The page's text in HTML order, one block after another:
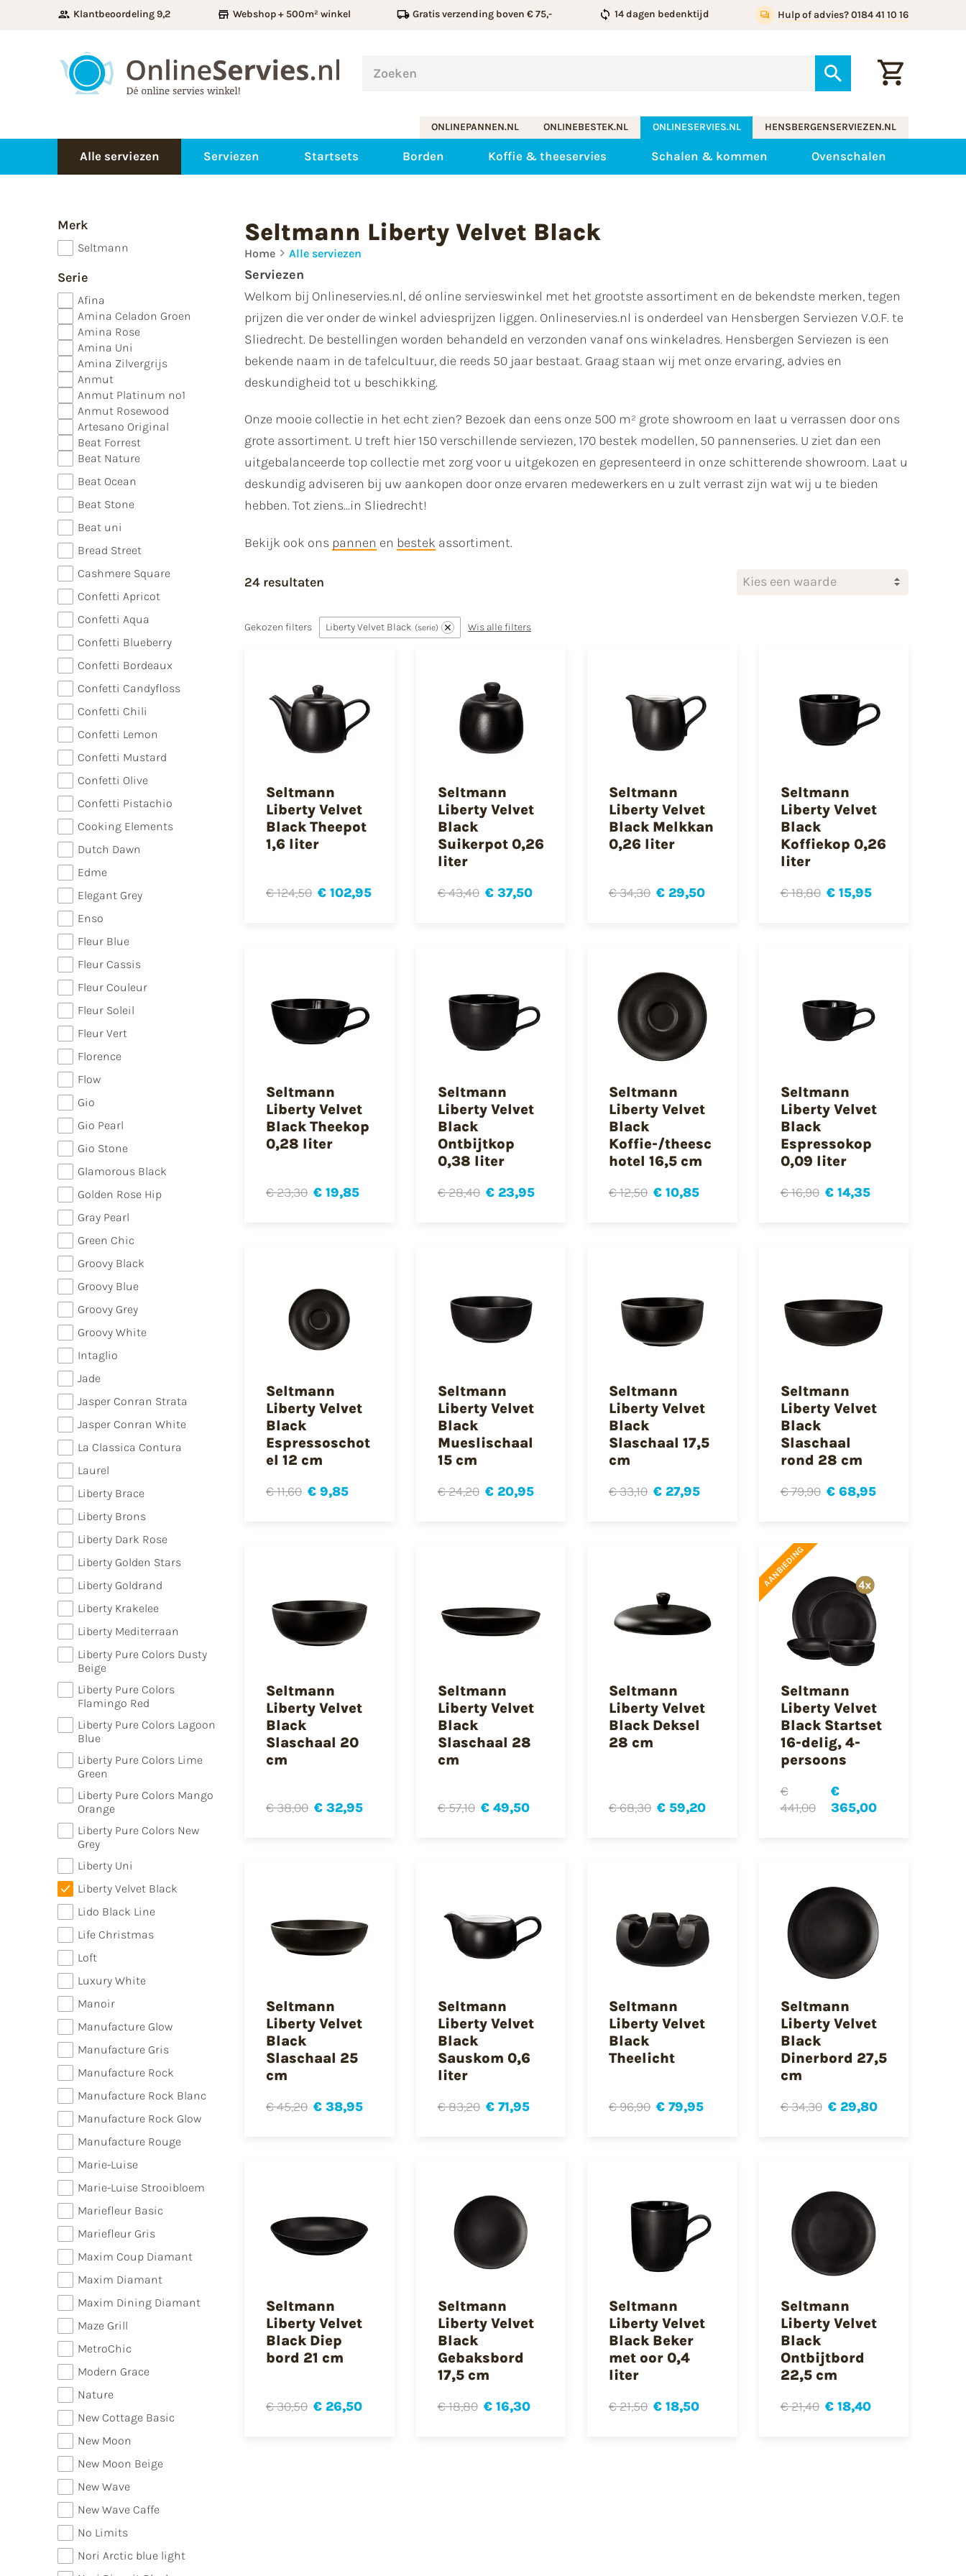
Klantbeoordeling 9,2 Webshop + 500m² winkel Gratis verzending boven € 75,- 14 dagen bedenktijd Hulp of advies? 0184 41 10 16
ONLINEPANNEN.NL ONLINEBESTEK.NL ONLINESERVIES.NL HENSBERGENSERVIEZEN.NL
Alle serviezen Serviezen Startsets Borden Koffie & theeservies Schalen & kommen Ovenschalen
Merk
Seltmann
Serie
Afina
Amina Celadon Groen
Amina Rose
Amina Uni
Amina Zilvergrijs
Anmut
Anmut Platinum no1
Anmut Rosewood
Artesano Original
Beat Forrest
Beat Nature
Beat Ocean
Beat Stone
Beat uni
Bread Street
Cashmere Square
Confetti Apricot
Confetti Aqua
Confetti Blueberry
Confetti Bordeaux
Confetti Candyfloss
Confetti Chili
Confetti Lemon
Confetti Mustard
Confetti Olive
Confetti Pistachio
Cooking Elements
Dutch Dawn
Edme
Elegant Grey
Enso
Fleur Blue
Fleur Cassis
Fleur Couleur
Fleur Soleil
Fleur Vert
Florence
Flow
Gio
Gio Pearl
Gio Stone
Glamorous Black
Golden Rose Hip
Gray Pearl
Green Chic
Groovy Black
Groovy Blue
Groovy Grey
Groovy White
Intaglio
Jade
Jasper Conran Strata
Jasper Conran White
La Classica Contura
Laurel
Liberty Brace
Liberty Brons
Liberty Dark Rose
Liberty Golden Stars
Liberty Goldrand
Liberty Krakelee
Liberty Mediterraan
Liberty Pure Colors Dusty
Beige
Liberty Pure Colors
Flamingo Red
Liberty Pure Colors Lagoon
Blue
Liberty Pure Colors Lime
Green
Liberty Pure Colors Mango
Orange
Liberty Pure Colors New
Grey
Liberty Uni
Liberty Velvet Black
Lido Black Line
Life Christmas
Loft
Luxury White
Manoir
Manufacture Glow
Manufacture Gris
Manufacture Rock
Manufacture Rock Blanc
Manufacture Rock Glow
Manufacture Rouge
Marie-Luise
Marie-Luise Strooibloem
Mariefleur Basic
Mariefleur Gris
Maxim Coup Diamant
Maxim Diamant
Maxim Dining Diamant
Maze Grill
MetroChic
Modern Grace
Nature
New Cottage Basic
New Moon
New Moon Beige
New Wave
New Wave Caffe
No Limits
Nori Arctic blue light
Seltmann Liberty Velvet Black
Home Alle serviezen
Serviezen
Welkom bij Onlineservies.nl, dé online servieswinkel met het grootste assortiment en de bekendste merken, tegen
prijzen die ver onder de winkel adviesprijzen liggen. Onlineservies.nl is onderdeel van Hensbergen Serviezen V.O.F. te
Sliedrecht. De bestellingen worden behandeld en verzonden vanaf ons winkeladres. Hensbergen Serviezen is een
bekende naam in de tafelcultuur, die reeds 50 jaar bestaat. Graag staan wij met onze ervaring, advies en
deskundigheid tot u beschikking.
Onze mooie collectie in het echt zien? Bezoek dan eens onze 500 m² grote showroom en laat u verrassen door ons
grote assortiment. U treft hier 150 verschillende serviezen, 170 bestek modellen, 50 pannenseries. U ziet dan een
uitgebalanceerde top collectie met zorg voor u uitgekozen en gepresenteerd in onze schitterende showroom. Laat u
deskundig adviseren bij uw aankopen door onze ervaren medewerkers en u zult verrast zijn wat wij u te bieden
hebben. Tot ziens...in Sliedrecht!
Bekijk ook ons pannen en bestek assortiment.
24 resultaten Kies een waarde
Gekozen filters Liberty Velvet Black serie Wis alle filters
Seltmann
Liberty Velvet
Black Theepot
1,6 liter
€ 124,50 € 102,95
Seltmann
Liberty Velvet
Black
Suikerpot 0,26
liter
€ 43,40 € 37,50
Seltmann
Liberty Velvet
Black Melkkan
0,26 liter
€ 34,30 € 29,50
Seltmann
Liberty Velvet
Black
Koffiekop 0,26
liter
€ 18,80 € 15,95
Seltmann
Liberty Velvet
Black Theekop
0,28 liter
€ 23,30 € 19,85
Seltmann
Liberty Velvet
Black
Ontbijtkop
0,38 liter
€ 28,40 € 23,95
Seltmann
Liberty Velvet
Black
Koffie-/theesc
hotel 16,5 cm
€ 12,50 € 10,85
Seltmann
Liberty Velvet
Black
Espressokop
0,09 liter
€ 16,90 € 14,35
Seltmann
Liberty Velvet
Black
Espressoschot
el 12 cm
€ 11,60 € 9,85
Seltmann
Liberty Velvet
Black
Mueslischaal
15 cm
€ 24,20 € 20,95
Seltmann
Liberty Velvet
Black
Slaschaal 17,5
cm
€ 33,10 € 27,95
Seltmann
Liberty Velvet
Black
Slaschaal
rond 28 cm
€ 79,90 € 68,95
Seltmann
Liberty Velvet
Black
Slaschaal 20
cm
€ 38,00 € 32,95
Seltmann
Liberty Velvet
Black
Slaschaal 28
cm
€ 57,10 € 49,50
Seltmann
Liberty Velvet
Black Deksel
28 cm
€ 68,30 € 59,20
AANBIEDING
Seltmann
Liberty Velvet
Black Startset
16-delig, 4-
persoons
€
441,00
€
365,00
Seltmann
Liberty Velvet
Black
Slaschaal 25
cm
€ 45,20 € 38,95
Seltmann
Liberty Velvet
Black
Sauskom 0,6
liter
€ 83,20 € 71,95
Seltmann
Liberty Velvet
Black
Theelicht
€ 96,90 € 79,95
Seltmann
Liberty Velvet
Black
Dinerbord 27,5
cm
€ 34,30 € 29,80
Seltmann
Liberty Velvet
Black Diep
bord 21 cm
€ 30,50 € 26,50
Seltmann
Liberty Velvet
Black
Gebaksbord
17,5 cm
€ 18,80 € 16,30
Seltmann
Liberty Velvet
Black Beker
met oor 0,4
liter
€ 21,50 € 18,50
Seltmann
Liberty Velvet
Black
Ontbijtbord
22,5 cm
€ 21,40 € 18,40